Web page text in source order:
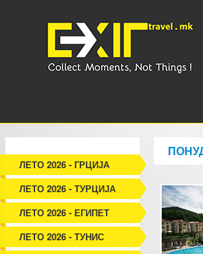
ЛЕТО 2026 - ГРЦИЈА
ЛЕТО 2026 - ТУРЦИЈА
ЛЕТО 2026 - ЕГИПЕТ
ЛЕТО 2026 - ТУНИС